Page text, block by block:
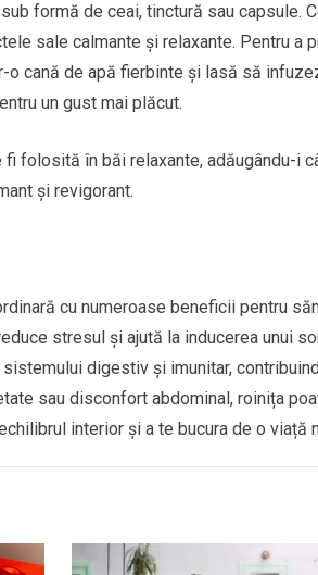
formă de ceai, tinctură sau capsule.
sale calmante și relaxante. Pentru a
o cană de apă fierbinte și lasă să
un gust mai plăcut.
fi folosită în băi relaxante, adăugându-i
și revigorant.
cu numeroase beneficii pentru
stresul și ajută la inducerea unui
digestiv și imunitar,
sau disconfort abdominal, roinița
interior și a te bucura de o viață